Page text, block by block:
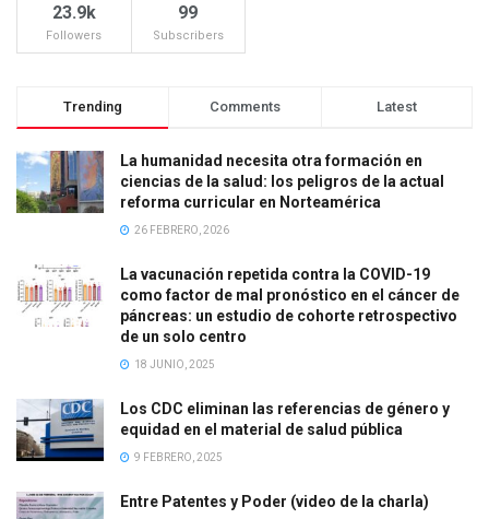
23.9k
Followers
99
Subscribers
Trending Comments Latest
La humanidad necesita otra formación en
ciencias de la salud: los peligros de la actual
reforma curricular en Norteamérica
26 FEBRERO, 2026
La vacunación repetida contra la COVID-19
como factor de mal pronóstico en el cáncer de
páncreas: un estudio de cohorte retrospectivo
de un solo centro
18 JUNIO, 2025
Los CDC eliminan las referencias de género y
equidad en el material de salud pública
9 FEBRERO, 2025
Entre Patentes y Poder (video de la charla)